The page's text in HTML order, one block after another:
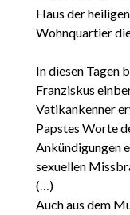
Haus der
Wohnquartier
In diesen Tagen
Franziskus
Vatikankenner
Papstes Worte
Ankündigungen
sexuellen
(…)
Auch aus dem